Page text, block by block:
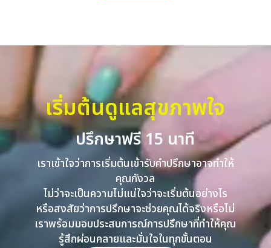
เริ่มต้นดูแลสุขภาพใจ
ปรึกษาฟรี 15 นาที
เราเข้าใจว่าการเริ่มต้นเข้ารับคำปรึกษาอาจทำให้
คุณกังวล
ไม่ว่าจะเป็นความไม่แน่ใจว่าจะเริ่มต้นอย่างไร
หรือสงสัยว่าการปรึกษาจะช่วยคุณได้จริงหรือไม่
เราพร้อมมอบประสบการณ์การปรึกษาที่ทำให้คุณ
รู้สึกผ่อนคลายและมั่นใจในทุกขั้นตอน